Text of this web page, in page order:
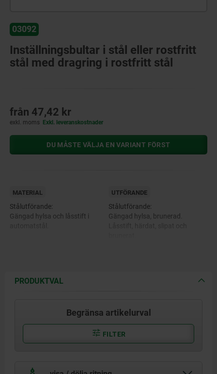
03092
Inställningsbultar i stål eller rostfritt
stål med dragring i rostfritt stål
från 47,42 kr
exkl. moms Exkl. leveranskostnader
DU MÅSTE VÄLJA EN VARIANT FÖRST
MATERIAL
Stålutförande:
Gängad hylsa och låsstift i
UTFÖRANDE
Stålutförande:
Gängad hylsa, brunerad.
Nyckelring blank.
PRODUKTVAL
Begränsa artikelurval
FILTER